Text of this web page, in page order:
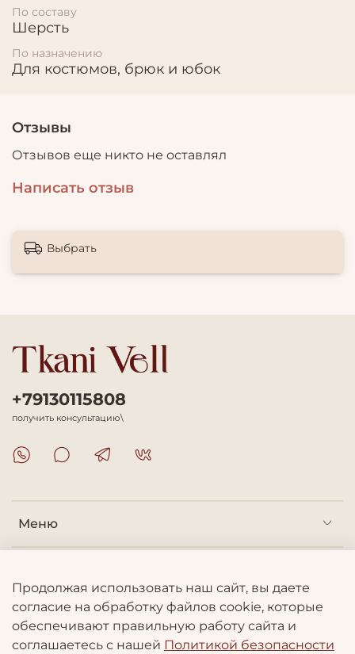
По составу
Шерсть
По назначению
Для костюмов, брюк и юбок
Отзывы
Отзывов еще никто не оставлял
Написать отзыв
Выбрать
Меню
Информация
+79130115808
получить консультацию\
Продолжая использовать наш сайт, вы даете
согласие на обработку файлов cookie, которые
обеспечивают правильную работу сайта и
соглашаетесь с нашей Политикой безопасности